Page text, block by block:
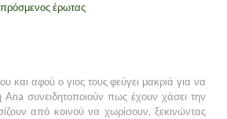
έρωτας
και αφού ο γιος τους φεύγει μακριά για να
συνειδητοποιούν πως έχουν χάσει την
από κοινού να χωρίσουν, ξεκινώντας